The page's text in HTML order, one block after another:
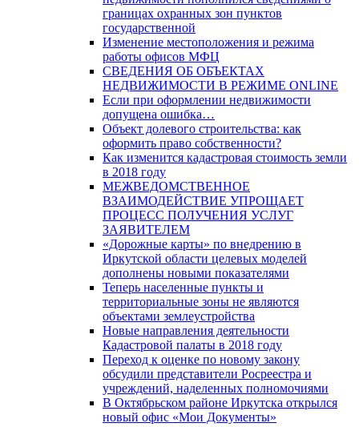
границах охранных зон пунктов
государственной
Изменение местоположения и режима
работы офисов МФЦ
СВЕДЕНИЯ ОБ ОБЪЕКТАХ
НЕДВИЖИМОСТИ В РЕЖИМЕ ONLINE
Если при оформлении недвижимости
допущена ошибка…
Объект долевого строительства: как
оформить право собственности?
Как изменится кадастровая стоимость земли
в 2018 году
МЕЖВЕДОМСТВЕННОЕ
ВЗАИМОДЕЙСТВИЕ УПРОЩАЕТ
ПРОЦЕСС ПОЛУЧЕНИЯ УСЛУГ
ЗАЯВИТЕЛЕМ
«Дорожные карты» по внедрению в
Иркутской области целевых моделей
дополнены новыми показателями
Теперь населенные пункты и
территориальные зоны не являются
объектами землеустройства
Новые направления деятельности
Кадастровой палаты в 2018 году
Переход к оценке по новому закону
обсудили представители Росреестра и
учреждений, наделенных полномочиями
В Октябрьском районе Иркутска открылся
новый офис «Мои Документы»